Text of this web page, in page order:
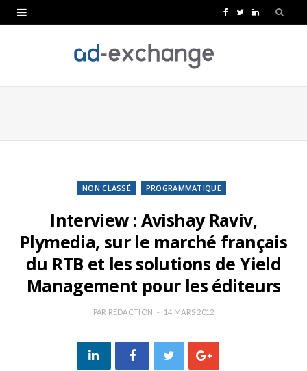
e
T
t
L
k
NON CLASSÉ PROGRAMMATIQUE
Interview : Avishay Raviv,
Plymedia, sur le marché français
du RTB et les solutions de Yield
Management pour les éditeurs
PAR REDACTION 14 MARS 2012